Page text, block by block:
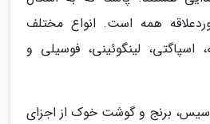
همه است. انواع مختلف
اسپاگتی، لینگوئینی، فوسیلی و
برنج و گوشت خوک از اجزای